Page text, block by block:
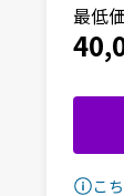
最低
こ